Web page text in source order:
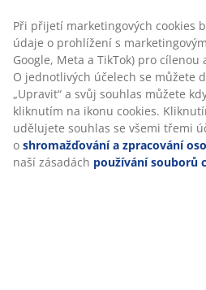
odpočinek.
Proč si vybrat
JYSKu
Nákup nábytku do ložnice a postelí
výhod. Naše kolekce nábytku do
minimalistický skandinávský
Při přijetí marketingových cookies
údaje o prohlížení s
Google, Meta a TikTok) pro
O jednotlivých účelech se můžete
„Upravit“ a svůj souhlas můžete
kliknutím na ikonu cookies.
udělujete souhlas se všemi třemi
o shromažďování a zpracování
naší zásadách používání souborů